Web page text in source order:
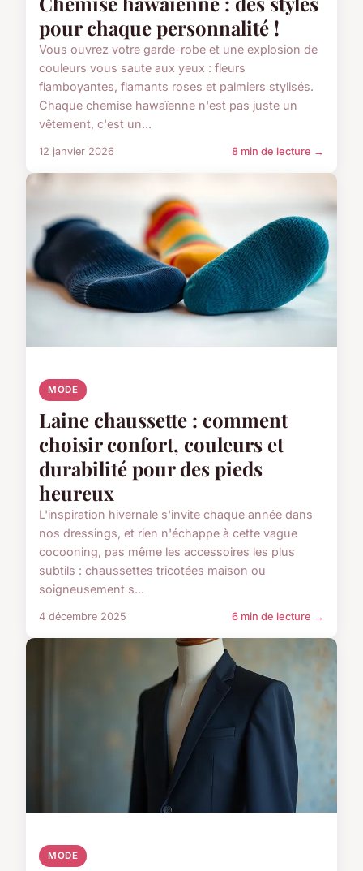
pour chaque personnalité !
Vous ouvrez votre garde-robe et une explosion de
couleurs vous saute aux yeux : fleurs
flamboyantes, flamants roses et palmiers stylisés.
Chaque chemise hawaïenne n'est pas juste un
vêtement, c'est un...
12 janvier 2026 8 min de lecture →
MODE
Laine chaussette : comment
choisir confort, couleurs et
durabilité pour des pieds
heureux
L'inspiration hivernale s'invite chaque année dans
nos dressings, et rien n'échappe à cette vague
cocooning, pas même les accessoires les plus
subtils : chaussettes tricotées maison ou
soigneusement s...
4 décembre 2025 6 min de lecture →
MODE